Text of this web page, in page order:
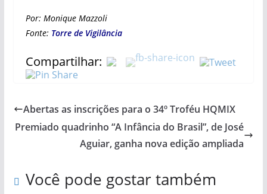
Por: Monique Mazzoli
Fonte: Torre de Vigilância
Compartilhar:
Abertas as inscrições para o 34º Troféu HQMIX
Premiado quadrinho “A Infância do Brasil”, de José
Aguiar, ganha nova edição ampliada
Você pode gostar também